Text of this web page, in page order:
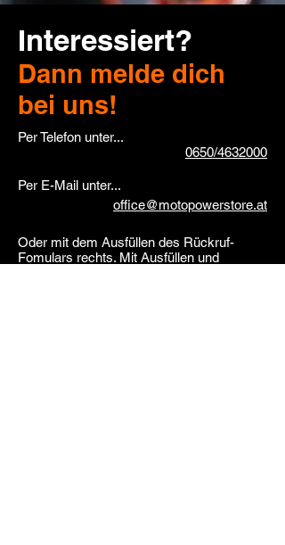
Interessiert?
Dann melde dich
bei uns!
Per Telefon unter...
0650/4632000
Per E-Mail unter...
office@motopowerstore.at
Oder mit dem Ausfüllen des Rückruf-
Fomulars rechts. Mit Ausfüllen und